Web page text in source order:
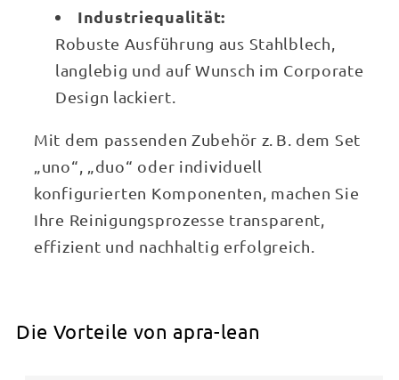
Industriequalität:
Robuste Ausführung aus Stahlblech,
langlebig und auf Wunsch im Corporate
Design lackiert.
Mit dem passenden Zubehör z. B. dem Set
„uno“, „duo“ oder individuell
konfigurierten Komponenten, machen Sie
Ihre Reinigungsprozesse transparent,
effizient und nachhaltig erfolgreich.
Die Vorteile von apra-lean